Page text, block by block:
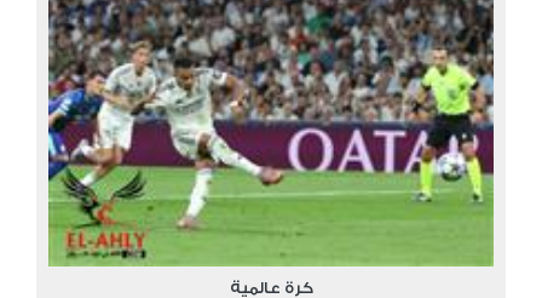
كرة عالمية